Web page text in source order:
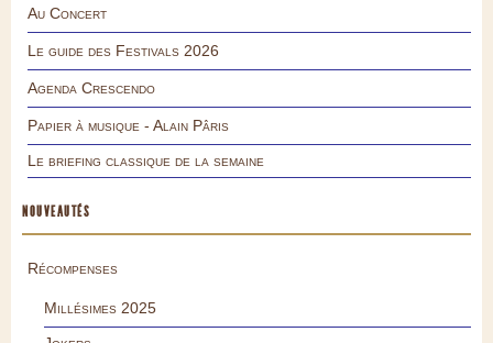
Au Concert
Le guide des Festivals 2026
Agenda Crescendo
Papier à musique - Alain Pâris
Le briefing classique de la semaine
NOUVEAUTÉS
Récompenses
Millésimes 2025